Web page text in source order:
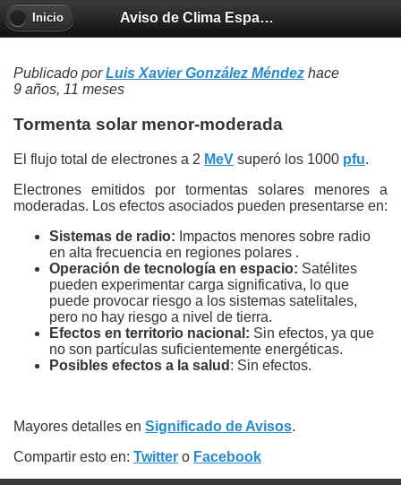
Aviso de Clima Espacial ALTEF3
Inicio
Publicado porLuis Xavier González Méndez hace
9 años, 11 meses
Tormenta solar menor-moderada
El flujo total de electrones a 2 MeV superó los 1000 pfu.
Electrones emitidos por tormentas solares menores a
moderadas. Los efectos asociados pueden presentarse en:
Sistemas de radio: Impactos menores sobre radio
en alta frecuencia en regiones polares .
Operación de tecnología en espacio: Satélites
pueden experimentar carga significativa, lo que
puede provocar riesgo a los sistemas satelitales,
pero no hay riesgo a nivel de tierra.
Efectos en territorio nacional: Sin efectos, ya que
no son partículas suficientemente energéticas.
Posibles efectos a la salud : Sin efectos.
Mayores detalles en Significado de Avisos.
Compartir esto en: Twitter o Facebook